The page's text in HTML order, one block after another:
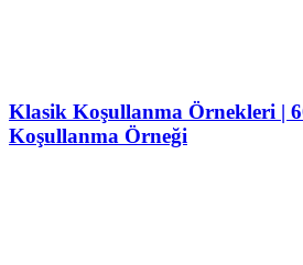
Klasik Koşullanma Örnekleri |
Koşullanma Örneği